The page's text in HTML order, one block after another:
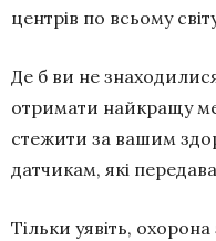
центрів по всьому
Де б ви не
отримати найкращу
стежити за вашим
датчикам, які
Тільки уявіть,